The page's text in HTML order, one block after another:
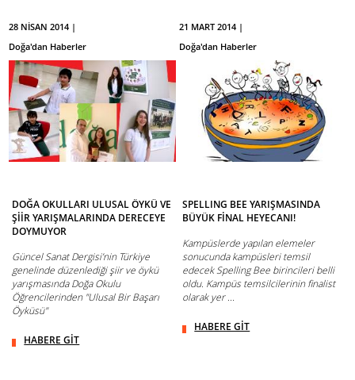
28 NİSAN 2014 |
Doğa'dan Haberler
DOĞA OKULLARI ULUSAL ÖYKÜ VE
ŞİİR YARIŞMALARINDA DERECEYE
DOYMUYOR
Güncel Sanat Dergisi’nin Türkiye
genelinde düzenlediği şiir ve öykü
yarışmasında Doğa Okulu
Öğrencilerinden "Ulusal Bir Başarı
Öyküsü"
HABERE GİT
21 MART 2014 |
Doğa'dan Haberler
SPELLING BEE YARIŞMASINDA
BÜYÜK FİNAL HEYECANI!
Kampüslerde yapılan elemeler
sonucunda kampüsleri temsil
edecek Spelling Bee birincileri belli
oldu. Kampüs temsilcilerinin finalist
olarak yer ...
HABERE GİT